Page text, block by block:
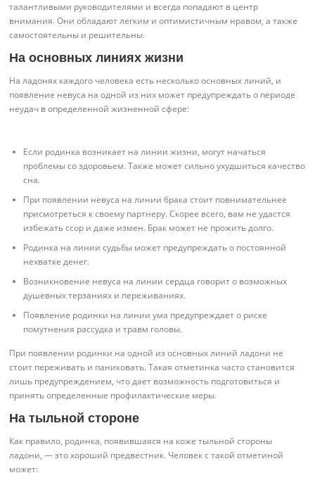
талантливыми руководителями и всегда попадают в центр
внимания. Они обладают легким и оптимистичным нравом, а также
самостоятельны и решительны.
На основных линиях жизни
На ладонях каждого человека есть несколько основных линий, и
появление невуса на одной из них может предупреждать о периоде
неудач в определенной жизненной сфере:
Если родинка возникает на линии жизни, могут начаться
проблемы со здоровьем. Также может сильно ухудшиться качество
сна.
При появлении невуса на линии брака стоит повнимательнее
присмотреться к своему партнеру. Скорее всего, вам не удастся
избежать ссор и даже измен. Брак может не прожить долго.
Родинка на линии судьбы может предупреждать о постоянной
нехватке денег.
Возникновение невуса на линии сердца говорит о возможных
душевных терзаниях и переживаниях.
Появление родинки на линии ума предупреждает о риске
помутнения рассудка и травм головы.
При появлении родинки на одной из основных линий ладони не
стоит переживать и паниковать. Такая отметинка часто становится
лишь предупреждением, что дает возможность подготовиться и
принять определенные профилактические меры.
На тыльной стороне
Как правило, родинка, появившаяся на коже тыльной стороны
ладони, — это хороший предвестник. Человек с такой отметиной
может: